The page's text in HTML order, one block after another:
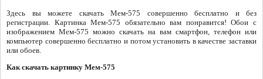
Здесь вы можете скачать Мем-575 совершенно бесплатно и без
регистрации. Картинка Мем-575 обязательно вам понравится! Обои с
изображением Мем-575 можно скачать на вам смартфон, телефон или
компьютер совершенно бесплатно и потом установить в качестве заставки
или обоев.
Как скачать картинку Мем-575